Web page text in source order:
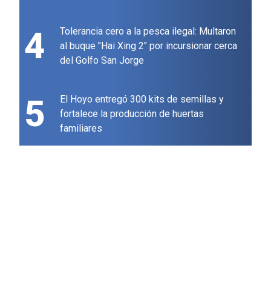
4
Tolerancia cero a la pesca ilegal: Multaron
al buque "Hai Xing 2" por incursionar cerca
del Golfo San Jorge
5
El Hoyo entregó 300 kits de semillas y
fortalece la producción de huertas
familiares